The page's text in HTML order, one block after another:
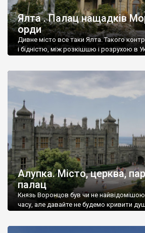
Ялта . Палац нащадків
орди
Дивне місто все таки Ялта. Такого
і бідністю, між розкішшю і розрухою в
Алупка. Місто, церква,
палац
Князь Воронцов був чи не
часу, але давайте не будемо кривити